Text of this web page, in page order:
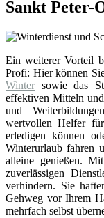
Sankt Peter-
Ein weiterer Vorteil
Profi: Hier können
Winter sowie das
effektiven Mitteln
und
wertvollen Helfer
erledigen können
Winterurlaub fahren
alleine genießen.
zuverlässigen
verhindern. Sie
Gehweg vor Ihrem
mehrfach selbst